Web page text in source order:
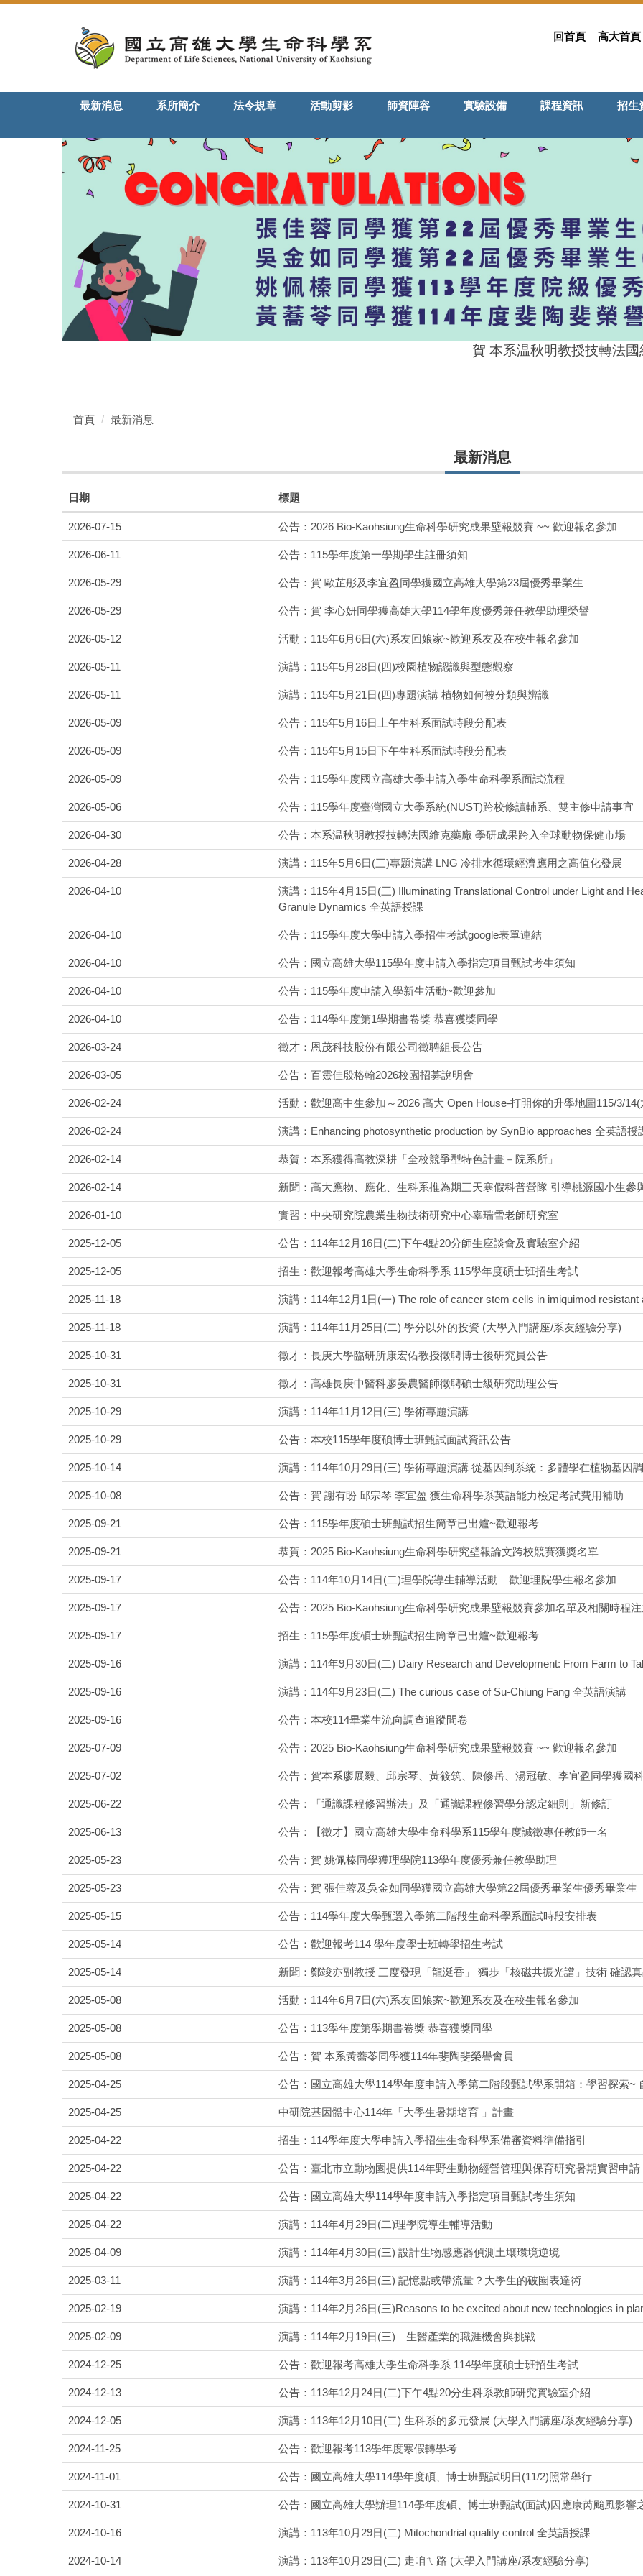
容
回首頁 高大首頁
最新消息 系所簡介 法令規章 活動剪影 師資陣容 實驗設備 課程資訊 招生
賀 本系温秋明教授技轉法國維克
首頁 最新消息
最新消息
日期 標題
2026-07-15 公告：2026 Bio-Kaohsiung生命科學研究成果壁報競賽 ~~ 歡迎報名參加
2026-06-11 公告：115學年度第一學期學生註冊須知
2026-05-29 公告：賀 歐芷彤及李宜盈同學獲國立高雄大學第23屆優秀畢業生
2026-05-29 公告：賀 李心妍同學獲高雄大學114學年度優秀兼任教學助理榮譽
2026-05-12 活動：115年6月6日(六)系友回娘家~歡迎系友及在校生報名參加
2026-05-11 演講：115年5月28日(四)校園植物認識與型態觀察
2026-05-11 演講：115年5月21日(四)專題演講 植物如何被分類與辨識
2026-05-09 公告：115年5月16日上午生科系面試時段分配表
2026-05-09 公告：115年5月15日下午生科系面試時段分配表
2026-05-09 公告：115學年度國立高雄大學申請入學生命科學系面試流程
2026-05-06 公告：115學年度臺灣國立大學系統(NUST)跨校修讀輔系、雙主修申請事宜
2026-04-30 公告：本系温秋明教授技轉法國維克藥廠 學研成果跨入全球動物保健市場
2026-04-28 演講：115年5月6日(三)專題演講 LNG 冷排水循環經濟應用之高值化發展
2026-04-10
演講：115年4月15日(三) Illuminating Translational Control under Light and
Granule Dynamics 全英語授課
2026-04-10 公告：115學年度大學申請入學招生考試google表單連結
2026-04-10 公告：國立高雄大學115學年度申請入學指定項目甄試考生須知
2026-04-10 公告：115學年度申請入學新生活動~歡迎參加
2026-04-10 公告：114學年度第1學期書卷獎 恭喜獲獎同學
2026-03-24 徵才：恩茂科技股份有限公司徵聘組長公告
2026-03-05 公告：百靈佳殷格翰2026校園招募說明會
2026-02-24 活動：歡迎高中生參加～2026 高大 Open House-打開你的升學地圖115/3/14(
2026-02-24 演講：Enhancing photosynthetic production by SynBio approaches 全英語授
2026-02-14 恭賀：本系獲得高教深耕「全校競爭型特色計畫－院系所」
2026-02-14 新聞：高大應物、應化、生科系推為期三天寒假科普營隊 引導桃源國小生參
2026-01-10 實習：中央研究院農業生物技術研究中心辜瑞雪老師研究室
2025-12-05 公告：114年12月16日(二)下午4點20分師生座談會及實驗室介紹
2025-12-05 招生：歡迎報考高雄大學生命科學系 115學年度碩士班招生考試
2025-11-18 演講：114年12月1日(一) The role of cancer stem cells in imiquimod resistant
2025-11-18 演講：114年11月25日(二) 學分以外的投資 (大學入門講座/系友經驗分享)
2025-10-31 徵才：長庚大學臨研所康宏佑教授徵聘博士後研究員公告
2025-10-31 徵才：高雄長庚中醫科廖晏農醫師徵聘碩士級研究助理公告
2025-10-29 演講：114年11月12日(三) 學術專題演講
2025-10-29 公告：本校115學年度碩博士班甄試面試資訊公告
2025-10-14 演講：114年10月29日(三) 學術專題演講 從基因到系統：多體學在植物基因
2025-10-08 公告：賀 謝有盼 邱宗琴 李宜盈 獲生命科學系英語能力檢定考試費用補助
2025-09-21 公告：115學年度碩士班甄試招生簡章已出爐~歡迎報考
2025-09-21 恭賀：2025 Bio-Kaohsiung生命科學研究壁報論文跨校競賽獲獎名單
2025-09-17 公告：114年10月14日(二)理學院導生輔導活動 歡迎理院學生報名參加
2025-09-17 公告：2025 Bio-Kaohsiung生命科學研究成果壁報競賽參加名單及相關時程
2025-09-17 招生：115學年度碩士班甄試招生簡章已出爐~歡迎報考
2025-09-16 演講：114年9月30日(二) Dairy Research and Development: From Farm to
2025-09-16 演講：114年9月23日(二) The curious case of Su-Chiung Fang 全英語演講
2025-09-16 公告：本校114畢業生流向調查追蹤問卷
2025-07-09 公告：2025 Bio-Kaohsiung生命科學研究成果壁報競賽 ~~ 歡迎報名參加
2025-07-02 公告：賀本系廖展毅、邱宗琴、黃筱筑、陳修岳、湯冠敏、李宜盈同學獲國
2025-06-22 公告：「通識課程修習辦法」及「通識課程修習學分認定細則」新修訂
2025-06-13 公告：【徵才】國立高雄大學生命科學系115學年度誠徵專任教師一名
2025-05-23 公告：賀 姚佩榛同學獲理學院113學年度優秀兼任教學助理
2025-05-23 公告：賀 張佳蓉及吳金如同學獲國立高雄大學第22屆優秀畢業生優秀畢業生
2025-05-15 公告：114學年度大學甄選入學第二階段生命科學系面試時段安排表
2025-05-14 公告：歡迎報考114 學年度學士班轉學招生考試
2025-05-14 新聞：鄭竣亦副教授 三度發現「龍涎香」 獨步「核磁共振光譜」技術 確認
2025-05-08 活動：114年6月7日(六)系友回娘家~歡迎系友及在校生報名參加
2025-05-08 公告：113學年度第學期書卷獎 恭喜獲獎同學
2025-05-08 公告：賀 本系黃蕎苓同學獲114年斐陶斐榮譽會員
2025-04-25 公告：國立高雄大學114學年度申請入學第二階段甄試學系開箱：學習探索~
2025-04-25 中研院基因體中心114年「大學生暑期培育 」計畫
2025-04-22 招生：114學年度大學申請入學招生生命科學系備審資料準備指引
2025-04-22 公告：臺北市立動物園提供114年野生動物經營管理與保育研究暑期實習申請
2025-04-22 公告：國立高雄大學114學年度申請入學指定項目甄試考生須知
2025-04-22 演講：114年4月29日(二)理學院導生輔導活動
2025-04-09 演講：114年4月30日(三) 設計生物感應器偵測土壤環境逆境
2025-03-11 演講：114年3月26日(三) 記憶點或帶流量？大學生的破圈表達術
2025-02-19 演講：114年2月26日(三)Reasons to be excited about new technologies in
2025-02-09 演講：114年2月19日(三) 生醫產業的職涯機會與挑戰
2024-12-25 公告：歡迎報考高雄大學生命科學系 114學年度碩士班招生考試
2024-12-13 公告：113年12月24日(二)下午4點20分生科系教師研究實驗室介紹
2024-12-05 演講：113年12月10日(二) 生科系的多元發展 (大學入門講座/系友經驗分享)
2024-11-25 公告：歡迎報考113學年度寒假轉學考
2024-11-01 公告：國立高雄大學114學年度碩、博士班甄試明日(11/2)照常舉行
2024-10-31 公告：國立高雄大學辦理114學年度碩、博士班甄試(面試)因應康芮颱風影響
2024-10-16 演講：113年10月29日(二) Mitochondrial quality control 全英語授課
2024-10-14 演講：113年10月29日(二) 走咱ㄟ路 (大學入門講座/系友經驗分享)